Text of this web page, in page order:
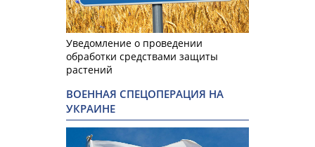
Уведомление о проведении
обработки средствами защиты
растений
ВОЕННАЯ СПЕЦОПЕРАЦИЯ НА
УКРАИНЕ